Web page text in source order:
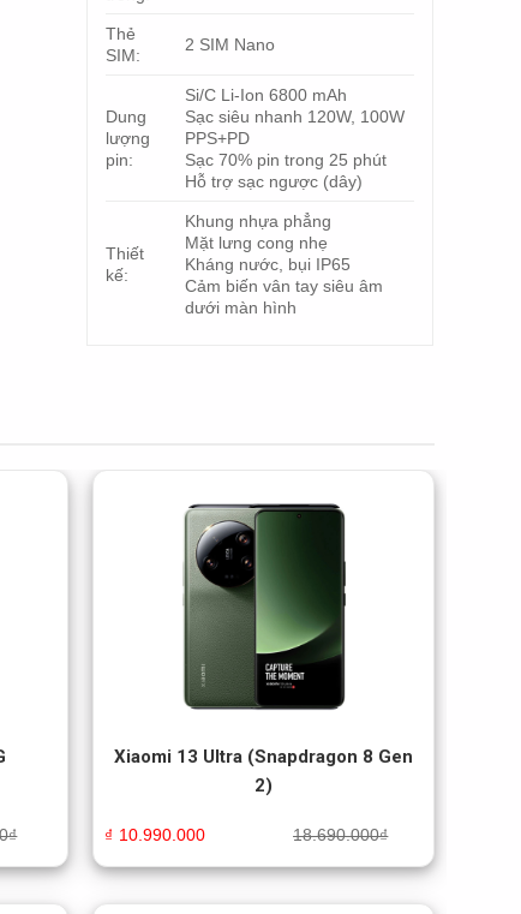
Thẻ
SIM:
2 SIM Nano
Dung
lượng
pin:
Si/C Li-Ion 6800 mAh
Sạc siêu nhanh 120W, 100W
PPS+PD
Sạc 70% pin trong 25 phút
Hỗ trợ sạc ngược (dây)
Thiết
kế:
Khung nhựa phẳng
Mặt lưng cong nhẹ
Kháng nước, bụi IP65
Cảm biến vân tay siêu âm
dưới màn hình
₫
Xiaomi 13 Ultra (Snapdragon 8 Gen
2)
18.690.000₫
10.990.000
₫